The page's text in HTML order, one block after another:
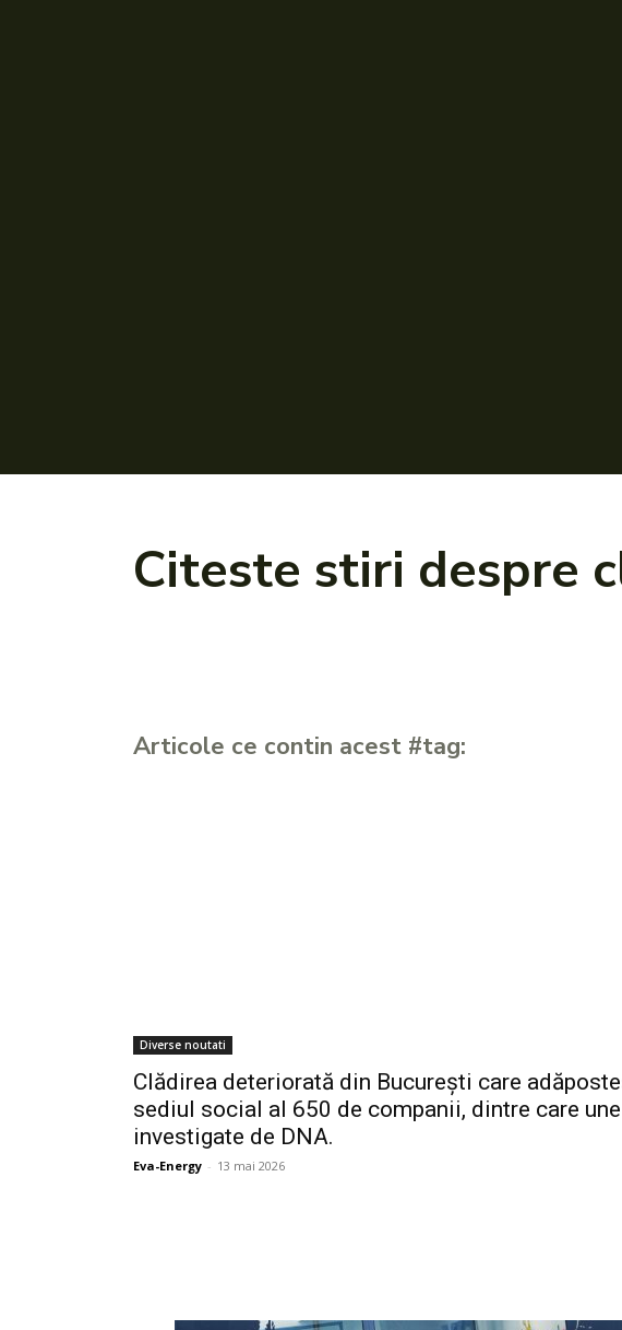
Citeste stiri despre
Articole ce contin acest #tag:
Diverse noutati
Clădirea deteriorată din București care
sediul social al 650 de companii, dintre care
investigate de DNA.
Eva-Energy - 13 mai 2026